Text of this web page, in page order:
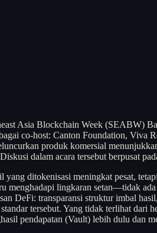
Asia Blockchain Week (SEABW)
co-host: Canton Foundation,
produk komersial
dalam acara tersebut berpusat
ditokenisasi meningkat pesat,
menghadapi lingkaran setan—tidak
DeFi: transparansi struktur imbal
tersebut. Yang tidak terlihat
pendapatan (Vault) lebih dulu dan